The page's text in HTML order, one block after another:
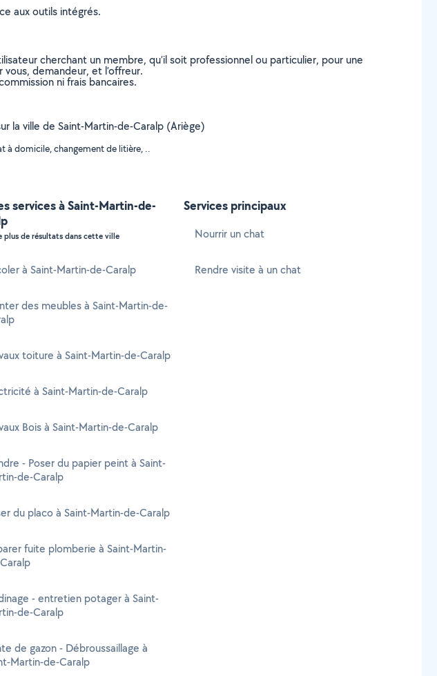
aux outils intégrés.
cherchant un membre, qu’il soit professionnel ou particulier, pour une
demandeur, et l’offreur.
ni frais bancaires.
la ville de Saint-Martin-de-Caralp (Ariège)
à domicile, changement de litière, ..
services à Saint-Martin-de-
plus de résultats dans cette ville
à Saint-Martin-de-Caralp
des meubles à Saint-Martin-de-
toiture à Saint-Martin-de-Caralp
à Saint-Martin-de-Caralp
Bois à Saint-Martin-de-Caralp
- Poser du papier peint à Saint-
de-Caralp
du placo à Saint-Martin-de-Caralp
fuite plomberie à Saint-Martin-
- entretien potager à Saint-
de-Caralp
de gazon - Débroussaillage à
Martin-de-Caralp
Services principaux
Nourrir un chat
Rendre visite à un chat